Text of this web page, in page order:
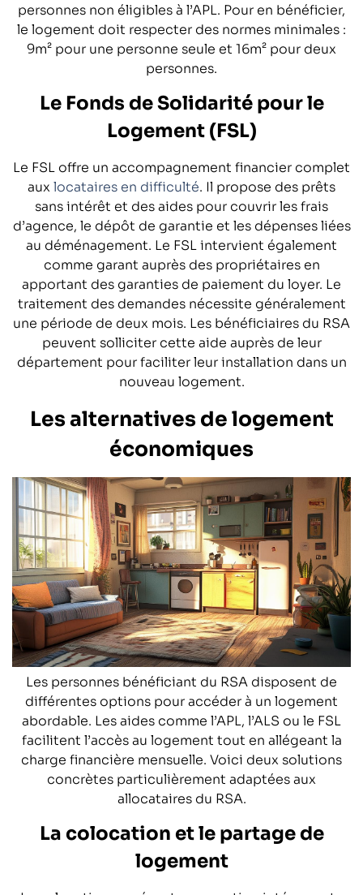
personnes non éligibles à l’APL. Pour en bénéficier,
le logement doit respecter des normes minimales :
9m² pour une personne seule et 16m² pour deux
personnes.
Le Fonds de Solidarité pour le
Logement (FSL)
Le FSL offre un accompagnement financier complet
auxlocataires en difficulté. Il propose des prêts
sans intérêt et des aides pour couvrir les frais
d’agence, le dépôt de garantie et les dépenses liées
au déménagement. Le FSL intervient également
comme garant auprès des propriétaires en
apportant des garanties de paiement du loyer. Le
traitement des demandes nécessite généralement
une période de deux mois. Les bénéficiaires du RSA
peuvent solliciter cette aide auprès de leur
département pour faciliter leur installation dans un
nouveau logement.
Les alternatives de logement
économiques
Les personnes bénéficiant du RSA disposent de
différentes options pour accéder à un logement
abordable. Les aides comme l’APL, l’ALS ou le FSL
facilitent l’accès au logement tout en allégeant la
charge financière mensuelle. Voici deux solutions
concrètes particulièrement adaptées aux
allocataires du RSA.
La colocation et le partage de
logement